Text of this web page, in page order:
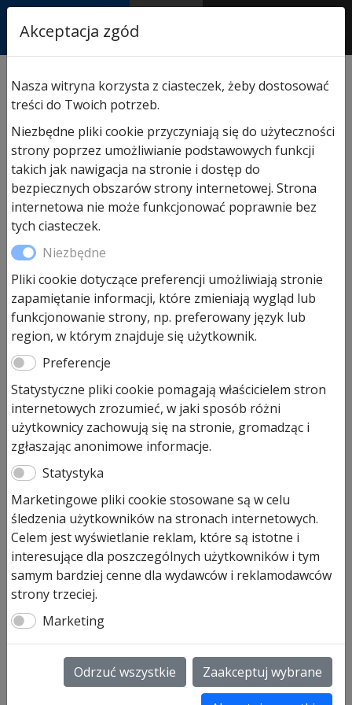
AUTORYZOWANY
PARTNER & SERWIS
Hormann/ Obudowa pilota Hormann HSE 4 BS połysk
czarna, biała lub czarny mat
Obudowa pilota Hormann HSE
4 BS połysk czarna, biała lub
czarny mat
123,00 zł
ilość
Obudowa
pilota
Hormann
HSE
4
BS
Dodaj do koszyka
Obudowa pilota Hormann HSE 4 w
kolorach czarny połysk, biały i
czarny mat
Obudowa pilota Hormann HSE4to obudowa nadajnika
BiSecur.
Akceptacja zgód
Nasza witryna korzysta z ciasteczek, żeby dostosować
treści do Twoich potrzeb.
Niezbędne pliki cookie przyczyniają się do użyteczności
strony poprzez umożliwianie podstawowych funkcji
takich jak nawigacja na stronie i dostęp do
bezpiecznych obszarów strony internetowej. Strona
internetowa nie może funkcjonować poprawnie bez
tych ciasteczek.
Niezbędne
Pliki cookie dotyczące preferencji umożliwiają stronie
zapamiętanie informacji, które zmieniają wygląd lub
funkcjonowanie strony, np. preferowany język lub
region, w którym znajduje się użytkownik.
Preferencje
Statystyczne pliki cookie pomagają właścicielem stron
internetowych zrozumieć, w jaki sposób różni
użytkownicy zachowują się na stronie, gromadząc i
zgłaszając anonimowe informacje.
Statystyka
Marketingowe pliki cookie stosowane są w celu
śledzenia użytkowników na stronach internetowych.
Celem jest wyświetlanie reklam, które są istotne i
interesujące dla poszczególnych użytkowników i tym
samym bardziej cenne dla wydawców i reklamodawców
strony trzeciej.
Marketing
Odrzuć wszystkie Zaakceptuj wybrane